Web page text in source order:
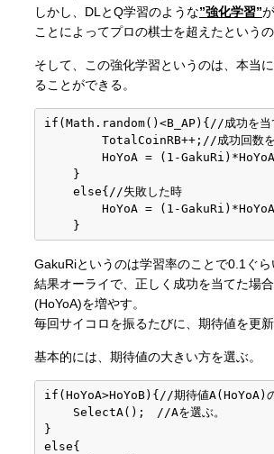
しかし、DLとQ学習のような”強化学習”
ことによってプロの棋士を超えたというの
そして、この強化学習というのは、本当
ることができる。
if(Math.random()<B_AP){//成功を当
TotalCoinRB++;//成功回数を
HoYoA = (1-
    }
    else{//失敗した時
HoYoA = (1-
    }
GakuRiというのは学習率のことで0.1ぐら
結果オーライで、正しく成功を当てた場
(HoYoA)を増やす。
毎回サイコロを振るたびに、期待値を更新
基本的には、期待値の大きい方を選ぶ。
if(HoYoA>HoYoB){//期待値A(HoYoA)の
    SelectA();　//Aを選ぶ。
}
else{